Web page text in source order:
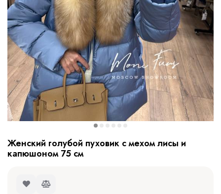
Женский голубой пуховик с мехом лисы и
капюшоном 75 см